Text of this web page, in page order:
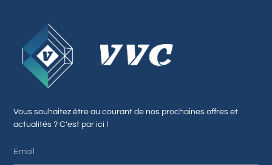
Vous souhaitez être au courant de nos prochaines offres et
actualités ? C’est par ici !